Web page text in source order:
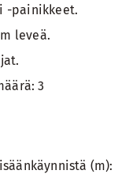
-painikkeet.
leveä.
3
(m):